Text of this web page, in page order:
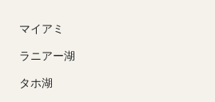
マイアミ
ラニアー湖
タホ湖